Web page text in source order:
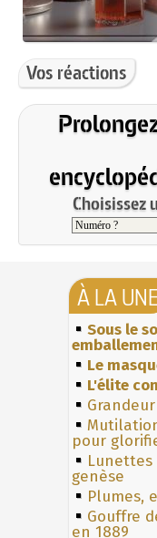
Vos réactions
Choisissez
À LA UNE
Sous le
Le
L'élite
pour
Lunettes
genèse
Plumes,
Gouffre
en 1889